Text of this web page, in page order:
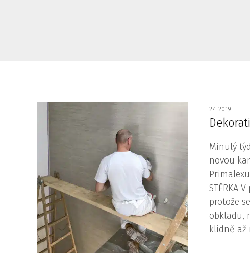
2.4. 2019
Minulý
novou
STĚRKA
protože
obkladu,
klidně až